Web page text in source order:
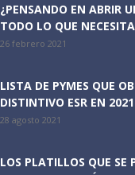
¿PENSANDO EN ABRIR
TODO LO QUE
26 febrero 2021
LISTA DE PYMES QUE
DISTINTIVO ESR EN
28 agosto 2021
LOS PLATILLOS QUE SE